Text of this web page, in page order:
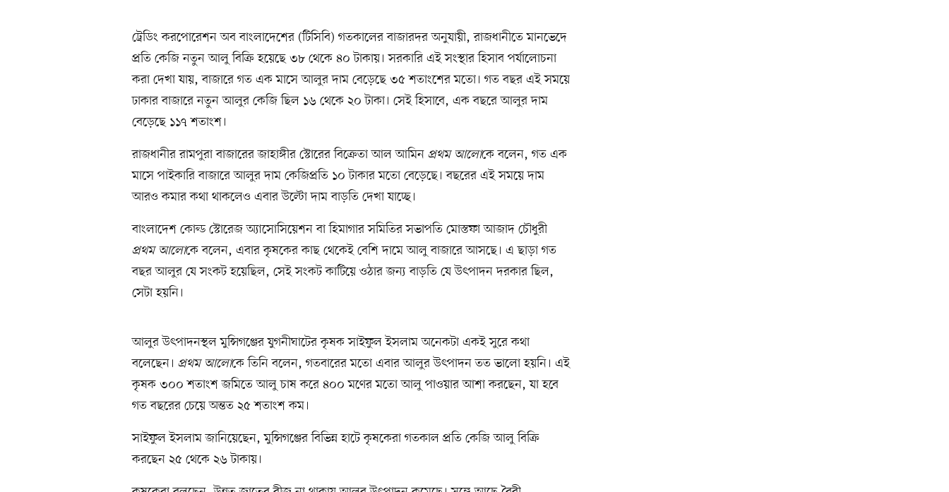
ট্রেডিং করপোরেশন অব বাংলাদেশের (টিসিবি) গতকালের বাজারদর অনুযায়ী, রাজধানীতে মানভেদে
প্রতি কেজি নতুন আলু বিক্রি হয়েছে ৩৮ থেকে ৪০ টাকায়। সরকারি এই সংস্থার হিসাব পর্যালোচনা
করা দেখা যায়, বাজারে গত এক মাসে আলুর দাম বেড়েছে ৩৫ শতাংশের মতো। গত বছর এই সময়ে
ঢাকার বাজারে নতুন আলুর কেজি ছিল ১৬ থেকে ২০ টাকা। সেই হিসাবে, এক বছরে আলুর দাম
বেড়েছে ১১৭ শতাংশ।
রাজধানীর রামপুরা বাজারের জাহাঙ্গীর স্টোরের বিক্রেতা আল আমিন প্রথম আলোকে বলেন, গত এক
মাসে পাইকারি বাজারে আলুর দাম কেজিপ্রতি ১০ টাকার মতো বেড়েছে। বছরের এই সময়ে দাম
আরও কমার কথা থাকলেও এবার উল্টো দাম বাড়তি দেখা যাচ্ছে।
বাংলাদেশ কোল্ড স্টোরেজ অ্যাসোসিয়েশন বা হিমাগার সমিতির সভাপতি মোস্তফা আজাদ চৌধুরী
প্রথম আলোকে বলেন, এবার কৃষকের কাছ থেকেই বেশি দামে আলু বাজারে আসছে। এ ছাড়া গত
বছর আলুর যে সংকট হয়েছিল, সেই সংকট কাটিয়ে ওঠার জন্য বাড়তি যে উৎপাদন দরকার ছিল,
সেটা হয়নি।
আলুর উৎপাদনস্থল মুন্সিগঞ্জের যুগনীঘাটের কৃষক সাইফুল ইসলাম অনেকটা একই সুরে কথা
বলেছেন। প্রথম আলোকে তিনি বলেন, গতবারের মতো এবার আলুর উৎপাদন তত ভালো হয়নি। এই
কৃষক ৩০০ শতাংশ জমিতে আলু চাষ করে ৪০০ মণের মতো আলু পাওয়ার আশা করছেন, যা হবে
গত বছরের চেয়ে অন্তত ২৫ শতাংশ কম।
সাইফুল ইসলাম জানিয়েছেন, মুন্সিগঞ্জের বিভিন্ন হাটে কৃষকেরা গতকাল প্রতি কেজি আলু বিক্রি
করছেন ২৫ থেকে ২৬ টাকায়।